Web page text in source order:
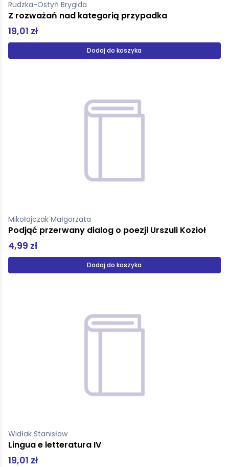
Rudzka-Ostyń Brygida
Z rozważań nad kategorią przypadka
19,01 zł
Dodaj do koszyka
Mikołajczak Małgorzata
Podjąć przerwany dialog o poezji Urszuli Kozioł
4,99 zł
Dodaj do koszyka
Widłak Stanisław
Lingua e letteratura IV
19,01 zł